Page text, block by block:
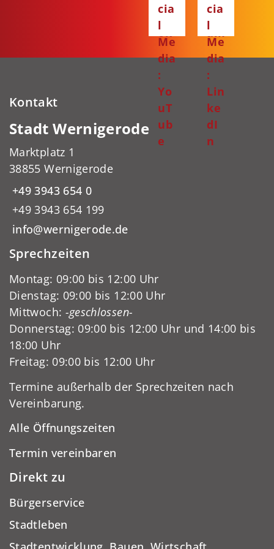
bo
ok
gr
am
cia
l
Me
dia
:
Yo
uT
ub
e
cia
l
Me
dia
:
Lin
ke
dI
n
Kontakt
Stadt Wernigerode
Marktplatz 1
38855 Wernigerode
+49 3943 654 0
+49 3943 654 199
info@wernigerode.de
Sprechzeiten
Montag: 09:00 bis 12:00 Uhr
Dienstag: 09:00 bis 12:00 Uhr
Mittwoch: -geschlossen-
Donnerstag: 09:00 bis 12:00 Uhr und 14:00 bis
18:00 Uhr
Freitag: 09:00 bis 12:00 Uhr
Termine außerhalb der Sprechzeiten nach
Vereinbarung.
Alle Öffnungszeiten
Termin vereinbaren
Direkt zu
Bürgerservice
Stadtleben